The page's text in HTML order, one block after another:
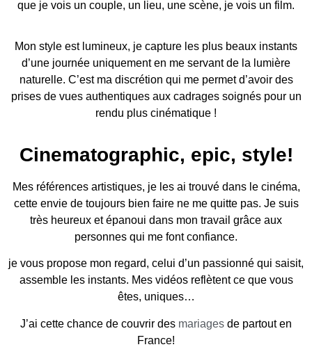
que je vois un couple, un lieu, une scène, je vois un film.
Mon style est lumineux, je capture les plus beaux instants
d’une journée uniquement en me servant de la lumière
naturelle. C’est ma discrétion qui me permet d’avoir des
prises de vues authentiques aux cadrages soignés pour un
rendu plus cinématique !
Cinematographic, epic, style!
Mes références artistiques, je les ai trouvé dans le cinéma,
cette envie de toujours bien faire ne me quitte pas. Je suis
très heureux et épanoui dans mon travail grâce aux
personnes qui me font confiance.
je vous propose mon regard, celui d’un passionné qui saisit,
assemble les instants. Mes vidéos reflètent ce que vous
êtes, uniques…
J’ai cette chance de couvrir des mariages de partout en
France!